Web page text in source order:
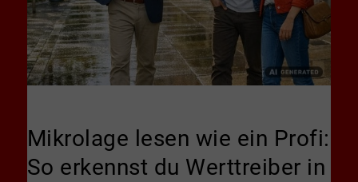
Mikrolage lesen wie ein Profi:
So erkennst du Werttreiber in